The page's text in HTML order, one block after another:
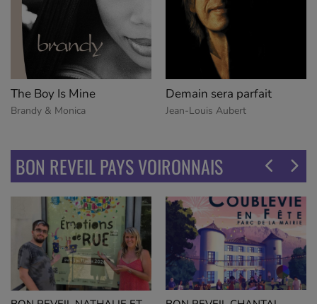
The Boy Is Mine
Brandy & Monica
Demain sera parfait
Jean-Louis Aubert
BON REVEIL PAYS VOIRONNAIS